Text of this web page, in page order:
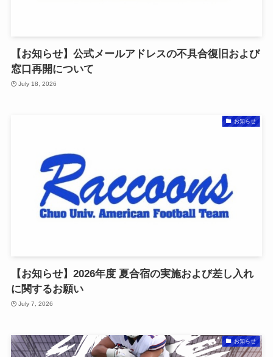
【お知らせ】公式メールアドレスの不具合復旧および
窓口再開について
July 18, 2026
お知らせ
【お知らせ】2026年度 夏合宿の実施および差し入れ
に関するお願い
July 7, 2026
お知らせ